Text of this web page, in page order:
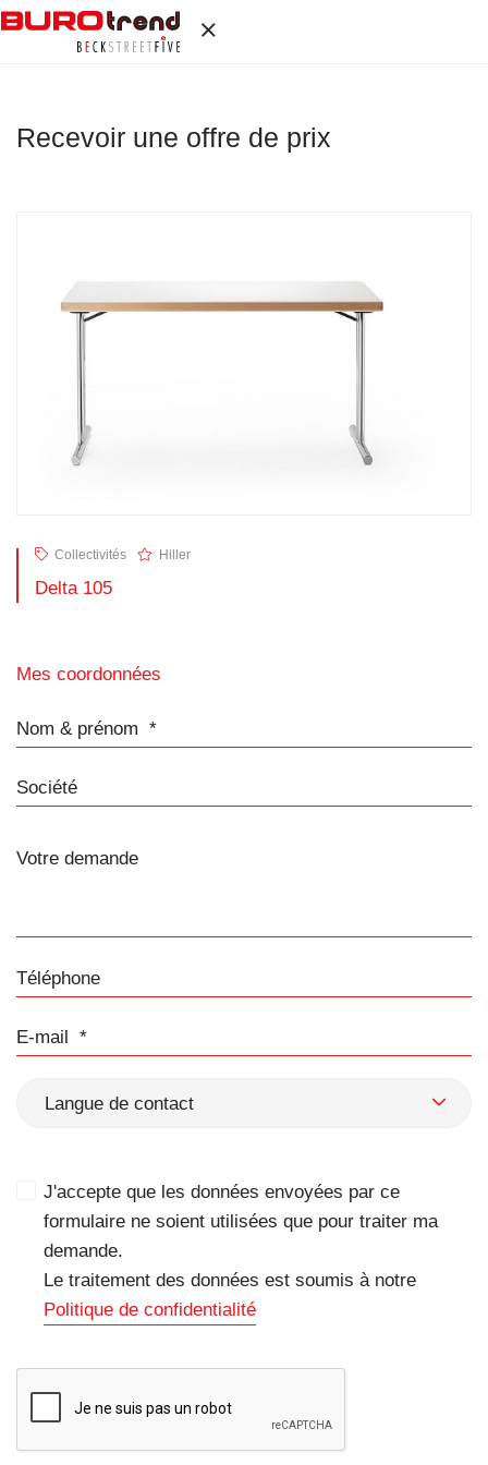
Recevoir une offre de prix
Collectivités Hiller
Delta 105
Mes coordonnées
Nom & prénom
Société
Téléphone
E-mail
Langue de contact
J'accepte que les données envoyées par ce
formulaire ne soient utilisées que pour traiter ma
demande.
Le traitement des données est soumis à notre
Politique de confidentialité